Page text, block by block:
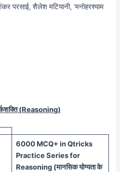
परसाई, शैलेश मटियानी, ‘मनोहरश्याम
(Reasoning)
6000 MCQ+ inQtricks
Practice Seriesfor
Reasoning (मानसिकयोग्यता के